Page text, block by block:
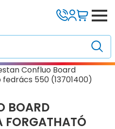
Confluo Board
550 (13701400)
BOARD
FORGATHATÓ